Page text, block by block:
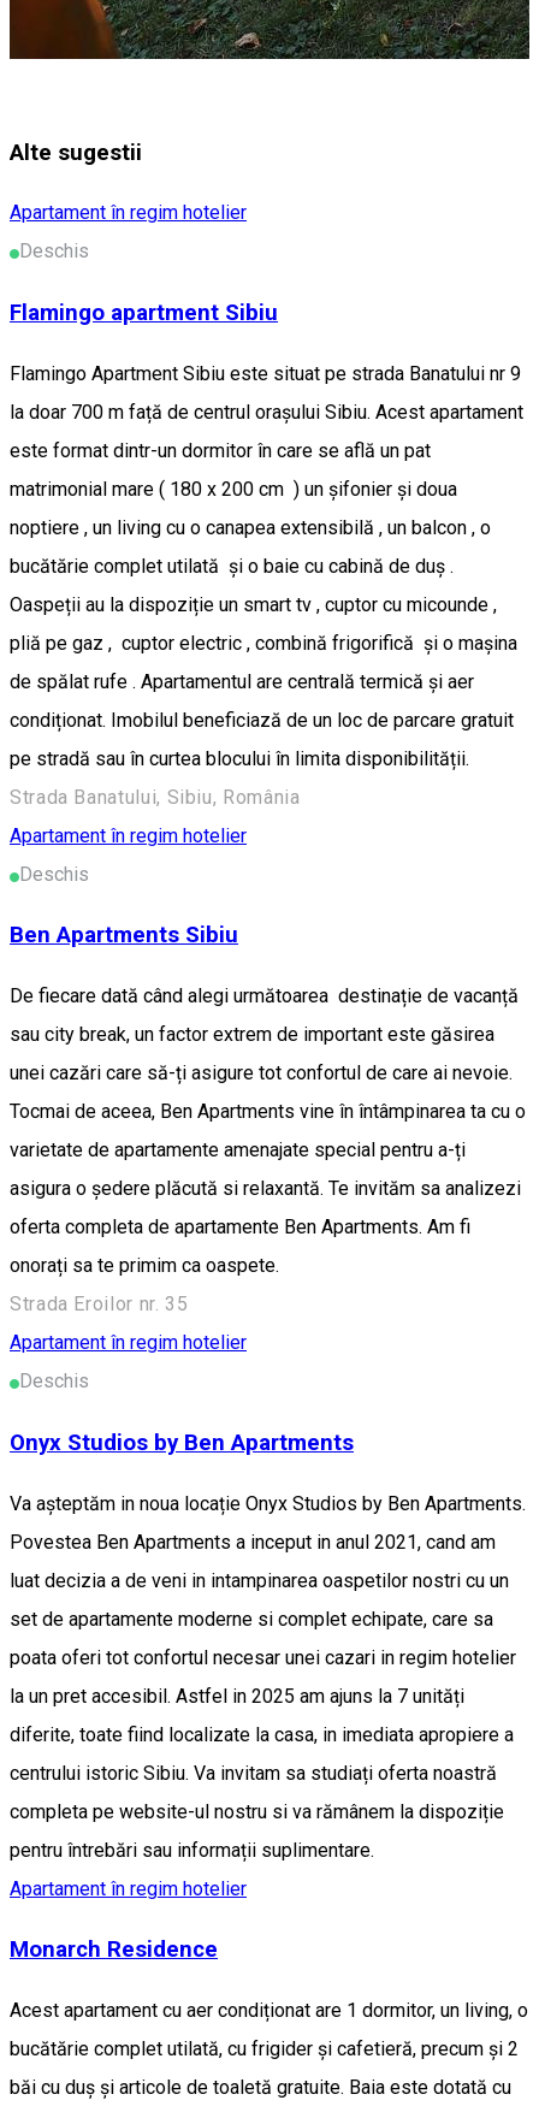
Alte sugestii
Apartament în regim hotelier
Deschis
Flamingo apartment Sibiu
Flamingo Apartment Sibiu este situat pe strada Banatului nr 9
la doar 700 m față de centrul orașului Sibiu. Acest apartament
este format dintr-un dormitor în care se află un pat
matrimonial mare ( 180 x 200 cm ) un șifonier și doua
noptiere , un living cu o canapea extensibilă , un balcon , o
bucătărie complet utilată și o baie cu cabină de duș .
Oaspeții au la dispoziție un smart tv , cuptor cu micounde ,
pliă pe gaz , cuptor electric , combină frigorifică și o mașina
de spălat rufe . Apartamentul are centrală termică și aer
condiționat. Imobilul beneficiază de un loc de parcare gratuit
pe stradă sau în curtea blocului în limita disponibilității.
Strada Banatului, Sibiu, România
Apartament în regim hotelier
Deschis
Ben Apartments Sibiu
De fiecare dată când alegi următoarea destinație de vacanță
sau city break, un factor extrem de important este găsirea
unei cazări care să-ți asigure tot confortul de care ai nevoie.
Tocmai de aceea, Ben Apartments vine în întâmpinarea ta cu o
varietate de apartamente amenajate special pentru a-ți
asigura o ședere plăcută si relaxantă. Te invităm sa analizezi
oferta completa de apartamente Ben Apartments. Am fi
onorați sa te primim ca oaspete.
Strada Eroilor nr. 35
Apartament în regim hotelier
Deschis
Onyx Studios by Ben Apartments
Va așteptăm in noua locație Onyx Studios by Ben Apartments.
Povestea Ben Apartments a inceput in anul 2021, cand am
luat decizia a de veni in intampinarea oaspetilor nostri cu un
set de apartamente moderne si complet echipate, care sa
poata oferi tot confortul necesar unei cazari in regim hotelier
la un pret accesibil. Astfel in 2025 am ajuns la 7 unități
diferite, toate fiind localizate la casa, in imediata apropiere a
centrului istoric Sibiu. Va invitam sa studiați oferta noastră
completa pe website-ul nostru si va rămânem la dispoziție
pentru întrebări sau informații suplimentare.
Apartament în regim hotelier
Monarch Residence
Acest apartament cu aer condiționat are 1 dormitor, un living, o
bucătărie complet utilată, cu frigider și cafetieră, precum și 2
băi cu duș și articole de toaletă gratuite. Baia este dotată cu